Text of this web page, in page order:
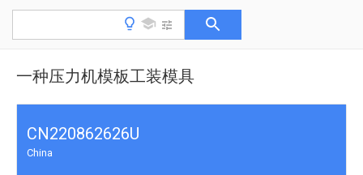
一种压力机模板工装模具
CN220862626U
China